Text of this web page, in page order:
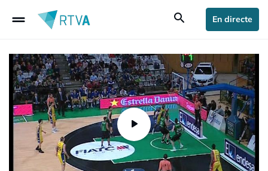
drag_handle search En directe